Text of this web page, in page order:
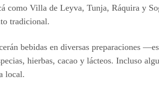
Villa de Leyva, Tunja, Ráquira y
tradicional.
bebidas en diversas preparaciones
hierbas, cacao y lácteos. Incluso
local.